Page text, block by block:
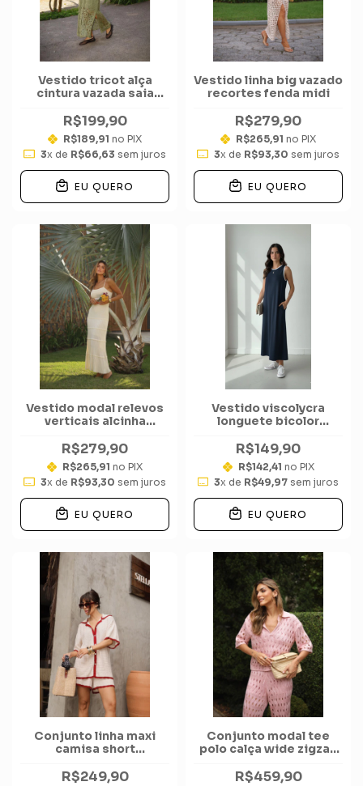
Vestido tricot alça
cintura vazada saia
relevo
R$199,90
R$189,91 no PIX
3x de R$66,63 sem juros
EU QUERO
Vestido linha big vazado
recortes fenda midi
R$279,90
R$265,91 no PIX
3x de R$93,30 sem juros
EU QUERO
Vestido modal relevos
verticais alcinha
R$279,90
R$265,91 no PIX
3x de R$93,30 sem juros
EU QUERO
Vestido viscolycra
longuete bicolor
R$149,90
R$142,41 no PIX
3x de R$49,97 sem juros
EU QUERO
Conjunto linha maxi
camisa short
R$249,90
Conjunto modal tee
polo calça wide zigzag
R$459,90